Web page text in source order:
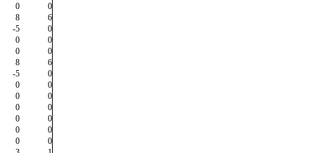
0
0
8
6
-5
0
0
0
0
0
8
6
-5
0
0
0
0
0
0
0
0
0
0
0
0
0